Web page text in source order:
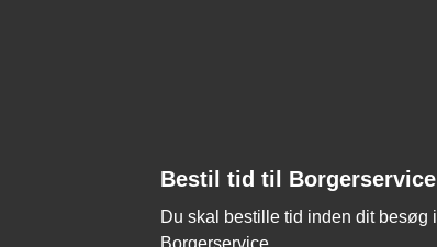
Bestil tid til Borgerservice
Du skal bestille tid inden dit besøg i
Borgerservice.